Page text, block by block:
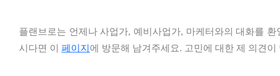
플랜브로는 언제나 사업가, 예비사업가, 마케터와의 대화를
시다면 이 페이지 에 방문해 남겨주세요. 고민에 대한 제 의견